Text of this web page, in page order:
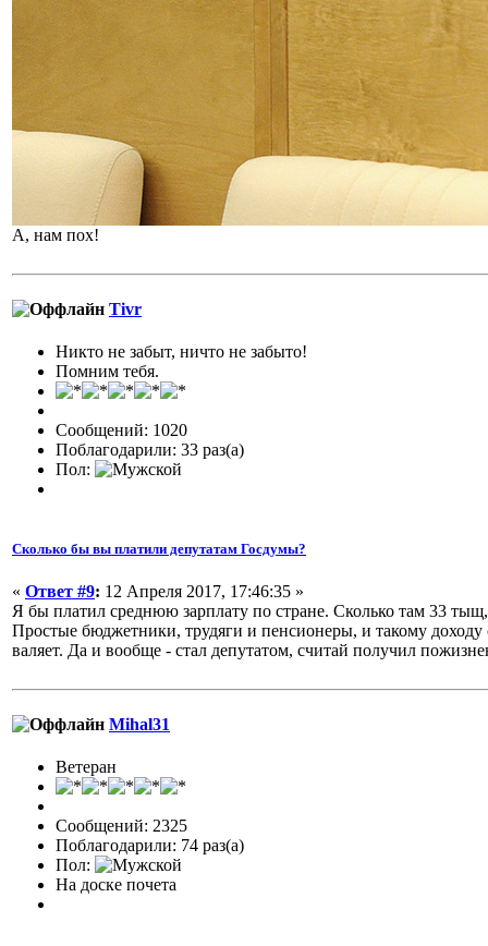
А, нам пох!
Tivr
Никто не забыт, ничто не забыто!
Помним тебя.
Сообщений: 1020
Поблагодарили: 33 раз(а)
Пол:
Сколько бы вы платили депутатам Госдумы?
« Ответ #9: 12 Апреля 2017, 17:46:35 »
Я бы платил среднюю зарплату по стране. Сколько там 33
Простые бюджетники, трудяги и пенсионеры, и такому доходу
валяет. Да и вообще - стал депутатом, считай получил
Mihal31
Ветеран
Сообщений: 2325
Поблагодарили: 74 раз(а)
Пол:
На доске почета